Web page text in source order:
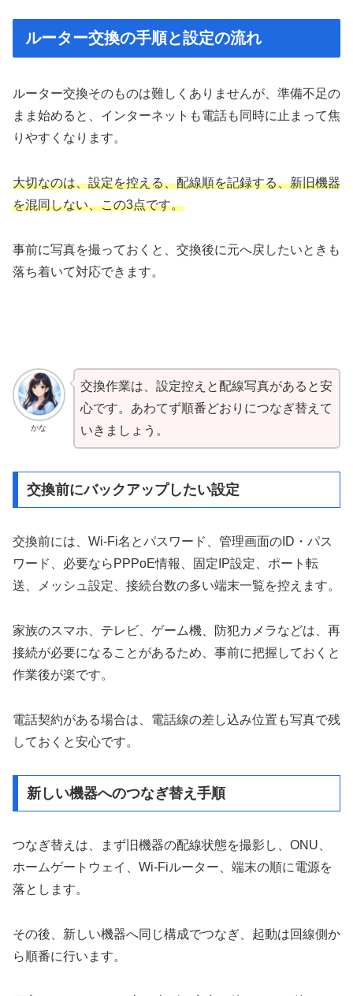
ルーター交換の手順と設定の流れ
ルーター交換そのものは難しくありませんが、準備不足の
まま始めると、インターネットも電話も同時に止まって焦
りやすくなります。
大切なのは、設定を控える、配線順を記録する、新旧機器
を混同しない、この3点です。
事前に写真を撮っておくと、交換後に元へ戻したいときも
落ち着いて対応できます。
かな
交換作業は、設定控えと配線写真があると安
心です。あわてず順番どおりにつなぎ替えて
いきましょう。
交換前にバックアップしたい設定
交換前には、Wi-Fi名とパスワード、管理画面のID・パス
ワード、必要ならPPPoE情報、固定IP設定、ポート転
送、メッシュ設定、接続台数の多い端末一覧を控えます。
家族のスマホ、テレビ、ゲーム機、防犯カメラなどは、再
接続が必要になることがあるため、事前に把握しておくと
作業後が楽です。
電話契約がある場合は、電話線の差し込み位置も写真で残
しておくと安心です。
新しい機器へのつなぎ替え手順
つなぎ替えは、まず旧機器の配線状態を撮影し、ONU、
ホームゲートウェイ、Wi-Fiルーター、端末の順に電源を
落とします。
その後、新しい機器へ同じ構成でつなぎ、起動は回線側か
ら順番に行います。